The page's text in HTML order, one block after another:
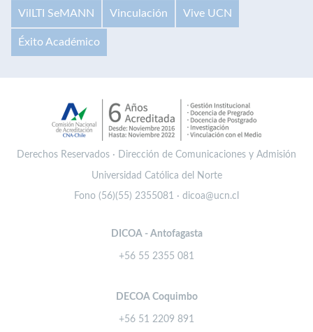
VilLTI SeMANN Vinculación Vive UCN
Éxito Académico
Derechos Reservados · Dirección de Comunicaciones y Admisión
Universidad Católica del Norte
Fono (56)(55) 2355081 · dicoa@ucn.cl
DICOA - Antofagasta
+56 55 2355 081
DECOA Coquimbo
+56 51 2209 891